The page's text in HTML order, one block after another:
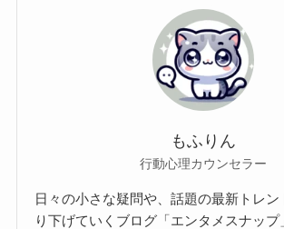
もふりん
行動心理カウンセラー
日々の小さな疑問や、話題の最新トレン
り下げていくブログ「エンタメスナップ